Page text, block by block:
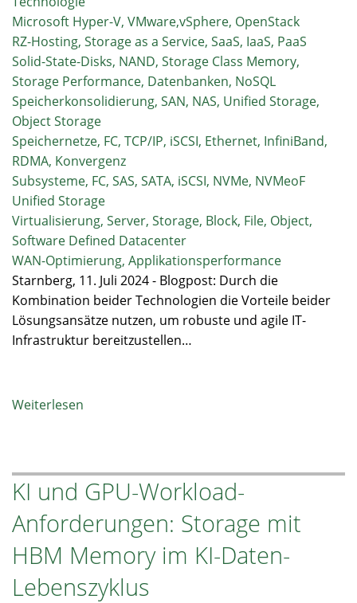
Microsoft Hyper-V, VMware,vSphere, OpenStack
RZ-Hosting, Storage as a Service, SaaS, IaaS, PaaS
Solid-State-Disks, NAND, Storage Class Memory,
Storage Performance, Datenbanken, NoSQL
Speicherkonsolidierung, SAN, NAS, Unified Storage,
Object Storage
Speichernetze, FC, TCP/IP, iSCSI, Ethernet, InfiniBand,
RDMA, Konvergenz
Subsysteme, FC, SAS, SATA, iSCSI, NVMe, NVMeoF
Unified Storage
Virtualisierung, Server, Storage, Block, File, Object,
Software Defined Datacenter
WAN-Optimierung, Applikationsperformance
Starnberg, 11. Juli 2024 - Blogpost: Durch die
Kombination beider Technologien die Vorteile beider
Lösungsansätze nutzen, um robuste und agile IT-
Infrastruktur bereitzustellen…
Weiterlesen
Storage.
Ein
Überblick
zu
gängigen
Einsatzszenarien
KI und GPU-Workload-
Anforderungen: Storage mit
HBM Memory im KI-Daten-
Lebenszyklus